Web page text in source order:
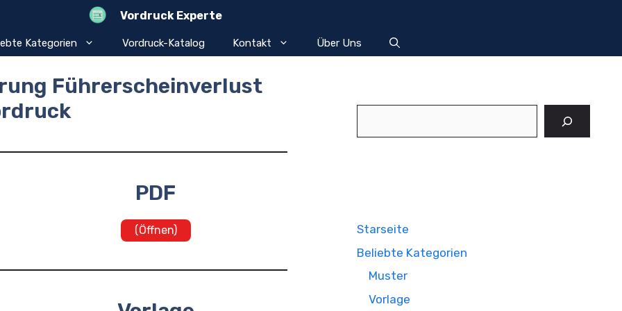
Vordruck Experte
Kategorien Vordruck-Katalog Kontakt Über Uns
Führerscheinverlust
PDF
(Öffnen)
Starseite
Beliebte Kategorien
Muster
Vorlage